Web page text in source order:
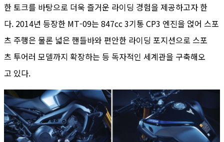
한 토크를 바탕으로 더욱 즐거운 라이딩 경험을 제공하고자 한
다. 2014년 등장한 MT-09는 847cc 3기통 CP3 엔진을 얹어 스포
츠 주행은 물론 넓은 핸들바와 편안한 라이딩 포지션으로 스포
츠 투어러 모델까지 확장하는 등 독자적인 세계관을 구축해오
고 있다.